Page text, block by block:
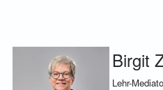
Birgit
Lehr-